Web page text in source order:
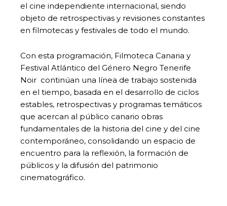
el cine independiente internacional, siendo
objeto de retrospectivas y revisiones constantes
en filmotecas y festivales de todo el mundo.
Con esta programación, Filmoteca Canaria y
Festival Atlántico del Género Negro Tenerife
Noir continúan una línea de trabajo sostenida
en el tiempo, basada en el desarrollo de ciclos
estables, retrospectivas y programas temáticos
que acercan al público canario obras
fundamentales de la historia del cine y del cine
contemporáneo, consolidando un espacio de
encuentro para la reflexión, la formación de
públicos y la difusión del patrimonio
cinematográfico.